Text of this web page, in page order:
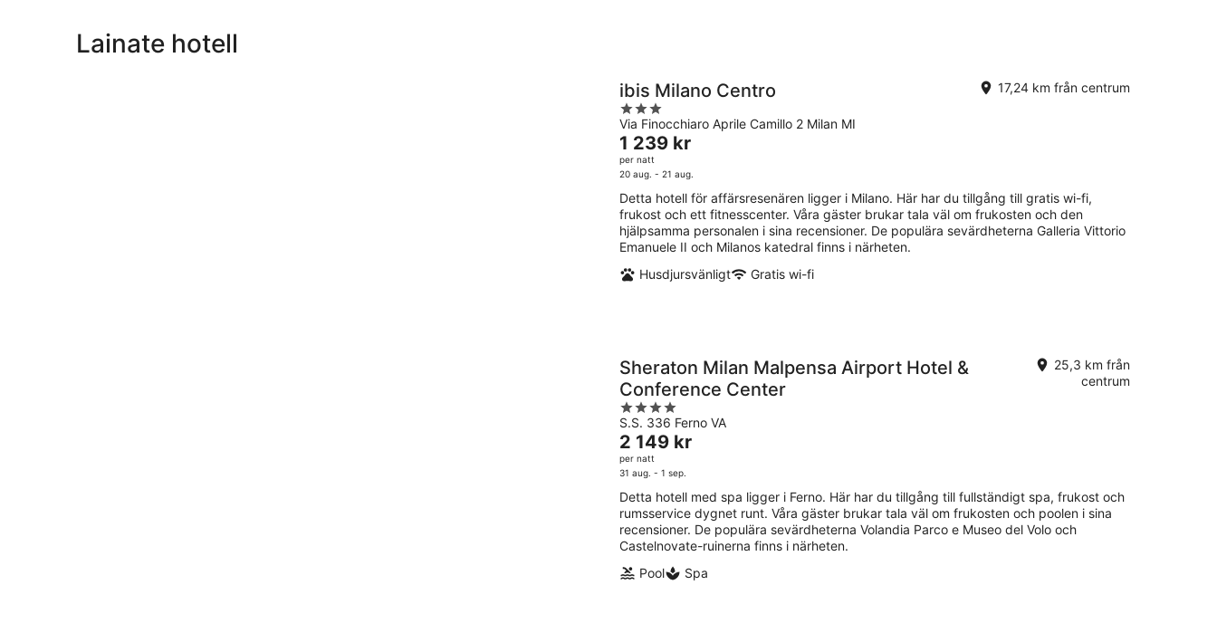
i
Lainate
aug.
Lainate hotell
ibis Milano Centro
3
out
of
5
Via Finocchiaro Aprile Camillo 2 Milan MI
17,24 km från centrum
Priset
är
1 239 kr
per
natt
1 239 kr
per natt
20 aug. - 21 aug.
Detta hotell för affärsresenären ligger i Milano. Här har du tillgång till gratis wi-fi,
frukost och ett fitnesscenter. Våra gäster brukar tala väl om frukosten och den
hjälpsamma personalen i sina recensioner. De populära sevärdheterna Galleria Vittorio
Emanuele II och Milanos katedral finns i närheten.
Husdjursvänligt
Gratis wi-fi
Sheraton Milan Malpensa Airport Hotel &
Conference Center
4
out
of
5
S.S. 336 Ferno VA
25,3 km från
centrum
Priset
är
2 149 kr
per
natt
2 149 kr
per natt
31 aug. - 1 sep.
Detta hotell med spa ligger i Ferno. Här har du tillgång till fullständigt spa, frukost och
rumsservice dygnet runt. Våra gäster brukar tala väl om frukosten och poolen i sina
recensioner. De populära sevärdheterna Volandia Parco e Museo del Volo och
Castelnovate-ruinerna finns i närheten.
Pool
Spa